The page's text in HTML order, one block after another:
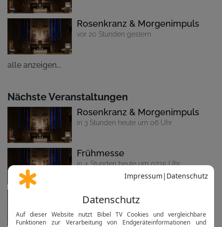
Rosenkranz & Morgenimpuls
vor 20 Stunden gestern
alle anzeigen...
Nächste Veranstaltungen
Rosenkranz & Morgenimpuls
in 3 Stunden heute um 06 Uhr
Frühmesse
in 4 Stunden heute um 07:15 Uhr
Hingabenovene & Rosenkranz
in 18 Stunden heute um 20:45 Uhr